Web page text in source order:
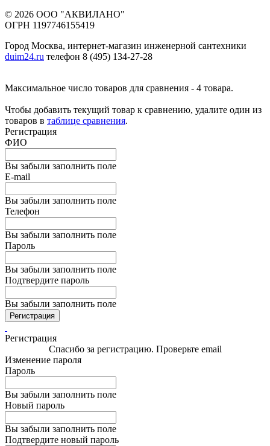
© 2026 ООО "АКВИЛАНО"
ОГРН 1197746155419
Город Москва, интернет-магазин инженерной сантехники
duim24.ru телефон 8 (495) 134-27-28
Максимальное число товаров для сравнения - 4 товара.
Чтобы добавить текущий товар к сравнению, удалите один из
товаров в таблице сравнения.
Регистрация
ФИО
Вы забыли заполнить поле
E-mail
Вы забыли заполнить поле
Телефон
Вы забыли заполнить поле
Пароль
Вы забыли заполнить поле
Подтвердите пароль
Вы забыли заполнить поле
Регистрация
Регистрация
Спасибо за регистрацию. Проверьте email
Изменение пароля
Пароль
Вы забыли заполнить поле
Новый пароль
Вы забыли заполнить поле
Подтвердите новый пароль